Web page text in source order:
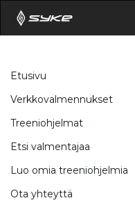
Etusivu
Verkkovalmennukset
Treeniohjelmat
Etsi valmentajaa
Luo omia treeniohjelmia
Ota yhteyttä